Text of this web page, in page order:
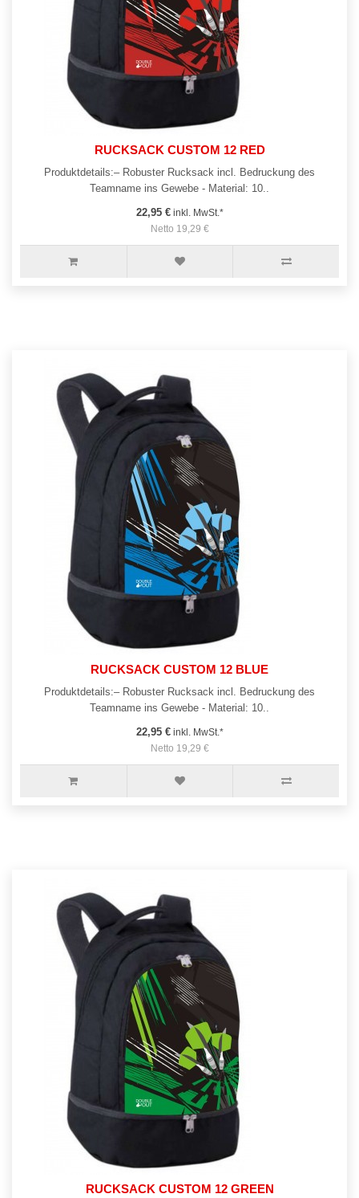
RUCKSACK CUSTOM 12 RED
Produktdetails:– Robuster Rucksack incl. Bedruckung des
Teamname ins Gewebe - Material: 10..
22,95 €inkl. MwSt.*
Netto 19,29 €
RUCKSACK CUSTOM 12 BLUE
Produktdetails:– Robuster Rucksack incl. Bedruckung des
Teamname ins Gewebe - Material: 10..
22,95 €inkl. MwSt.*
Netto 19,29 €
RUCKSACK CUSTOM 12 GREEN